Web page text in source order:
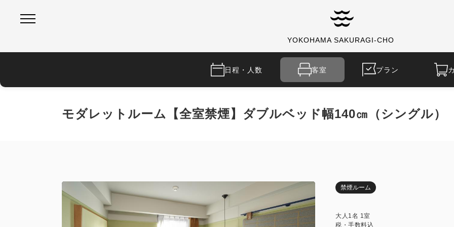
YOKOHAMA SAKURAGI-CHO
日程・人数 客室 プラン
モダレットルーム【全室禁煙】ダブルベッド幅140㎝（シングル）
禁煙ルーム
大人 1名 1室
税・手数料込